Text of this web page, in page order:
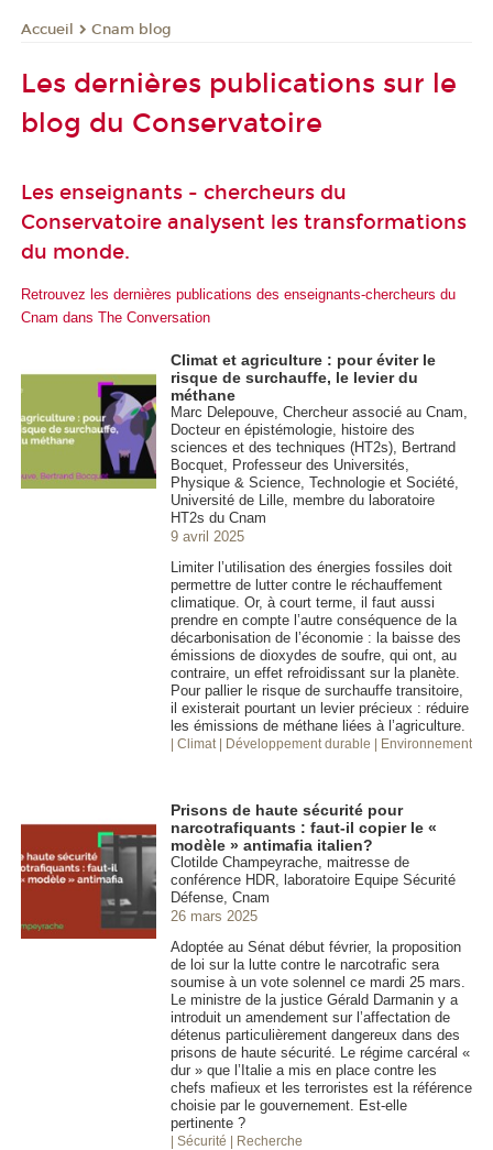
Accueil Cnam blog
Les dernières publications sur le
blog du Conservatoire
Les enseignants - chercheurs du
Conservatoire analysent les transformations
du monde.
Retrouvez les dernières publications des enseignants-chercheurs du
Cnam dans The Conversation
Climat et agriculture : pour éviter le
risque de surchauffe, le levier du
méthane
Marc Delepouve, Chercheur associé au Cnam,
Docteur en épistémologie, histoire des
sciences et des techniques (HT2s), Bertrand
Bocquet, Professeur des Universités,
Physique & Science, Technologie et Société,
Université de Lille, membre du laboratoire
HT2s du Cnam
9 avril 2025
Limiter l’utilisation des énergies fossiles doit
permettre de lutter contre le réchauffement
climatique. Or, à court terme, il faut aussi
prendre en compte l’autre conséquence de la
décarbonisation de l’économie : la baisse des
émissions de dioxydes de soufre, qui ont, au
contraire, un effet refroidissant sur la planète.
Pour pallier le risque de surchauffe transitoire,
il existerait pourtant un levier précieux : réduire
les émissions de méthane liées à l’agriculture.
| Climat | Développement durable | Environnement
Prisons de haute sécurité pour
narcotrafiquants : faut-il copier le «
modèle » antimafia italien?
Clotilde Champeyrache, maitresse de
conférence HDR, laboratoire Equipe Sécurité
Défense, Cnam
26 mars 2025
Adoptée au Sénat début février, la proposition
de loi sur la lutte contre le narcotrafic sera
soumise à un vote solennel ce mardi 25 mars.
Le ministre de la justice Gérald Darmanin y a
introduit un amendement sur l’affectation de
détenus particulièrement dangereux dans des
prisons de haute sécurité. Le régime carcéral «
dur » que l’Italie a mis en place contre les
chefs mafieux et les terroristes est la référence
choisie par le gouvernement. Est-elle
pertinente ?
| Sécurité | Recherche